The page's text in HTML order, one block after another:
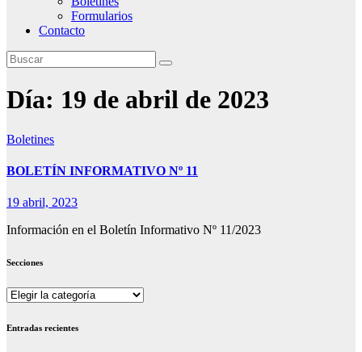
Formularios
Contacto
Día: 19 de abril de 2023
Boletines
BOLETÍN INFORMATIVO Nº 11
19 abril, 2023
Información en el Boletín Informativo Nº 11/2023
Secciones
Secciones
Entradas recientes